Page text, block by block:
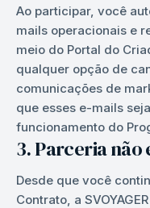
Ao participar, você
mails operacionais e
meio do Portal do
qualquer opção de
comunicações de
que esses e-mails
funcionamento do
3. Parceria não
Desde que você
Contrato, a